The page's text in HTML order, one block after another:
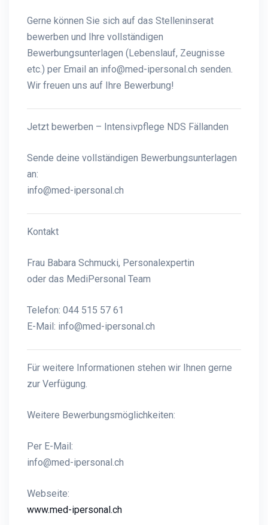
Gerne können Sie sich auf das Stelleninserat
bewerben und Ihre vollständigen
Bewerbungsunterlagen (Lebenslauf, Zeugnisse
etc.) per Email an info@med-ipersonal.ch senden.
Wir freuen uns auf Ihre Bewerbung!
Jetzt bewerben – Intensivpflege NDS Fällanden
Sende deine vollständigen Bewerbungsunterlagen
an:
info@med-ipersonal.ch
Kontakt
Frau Babara Schmucki, Personalexpertin
oder das MediPersonal Team
Telefon: 044 515 57 61
E-Mail: info@med-ipersonal.ch
Für weitere Informationen stehen wir Ihnen gerne
zur Verfügung.
Weitere Bewerbungsmöglichkeiten:
Per E-Mail:
info@med-ipersonal.ch
Webseite:
www.med-ipersonal.ch